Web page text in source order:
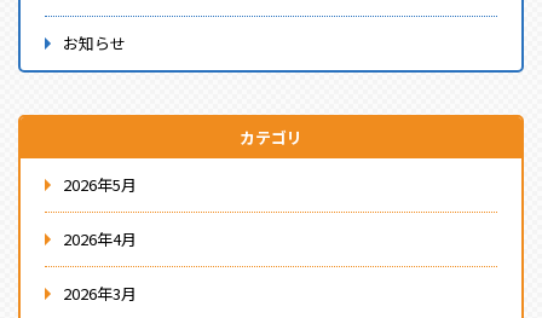
お知らせ
カテゴリ
2026年5月
2026年4月
2026年3月